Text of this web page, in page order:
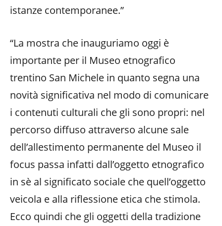
istanze contemporanee.”
“La mostra che inauguriamo oggi è
importante per il Museo etnografico
trentino San Michele in quanto segna una
novità significativa nel modo di comunicare
i contenuti culturali che gli sono propri: nel
percorso diffuso attraverso alcune sale
dell’allestimento permanente del Museo il
focus passa infatti dall’oggetto etnografico
in sè al significato sociale che quell’oggetto
veicola e alla riflessione etica che stimola.
Ecco quindi che gli oggetti della tradizione